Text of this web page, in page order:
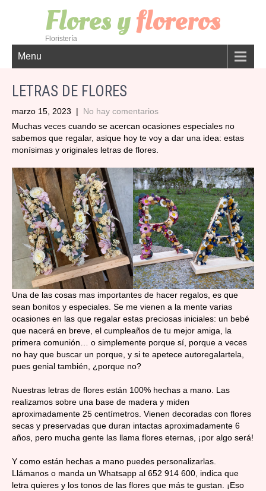
Flores yfloreros
Floristería
Menu
LETRAS DE FLORES
marzo 15, 2023 | No hay comentarios
Muchas veces cuando se acercan ocasiones especiales no
sabemos que regalar, asique hoy te voy a dar una idea: estas
monísimas y originales letras de flores.
Una de las cosas mas importantes de hacer regalos, es que
sean bonitos y especiales. Se me vienen a la mente varias
ocasiones en las que regalar estas preciosas iniciales: un bebé
que nacerá en breve, el cumpleaños de tu mejor amiga, la
primera comunión… o simplemente porque sí, porque a veces
no hay que buscar un porque, y si te apetece autoregalartela,
pues genial también, ¿porque no?
Nuestras letras de flores están 100% hechas a mano. Las
realizamos sobre una base de madera y miden
aproximadamente 25 centímetros. Vienen decoradas con flores
secas y preservadas que duran intactas aproximadamente 6
años, pero mucha gente las llama flores eternas, ¡por algo será!
Y como están hechas a mano puedes personalizarlas.
Llámanos o manda un Whatsapp al 652 914 600, indica que
letra quieres y los tonos de las flores que más te gustan. ¡Eso